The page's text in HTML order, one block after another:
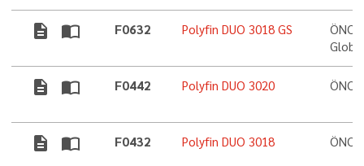
description import_contacts F0632 Polyfin DUO 3018 GS
description import_contacts F0442 Polyfin DUO 3020
description import_contacts F0432 Polyfin DUO 3018